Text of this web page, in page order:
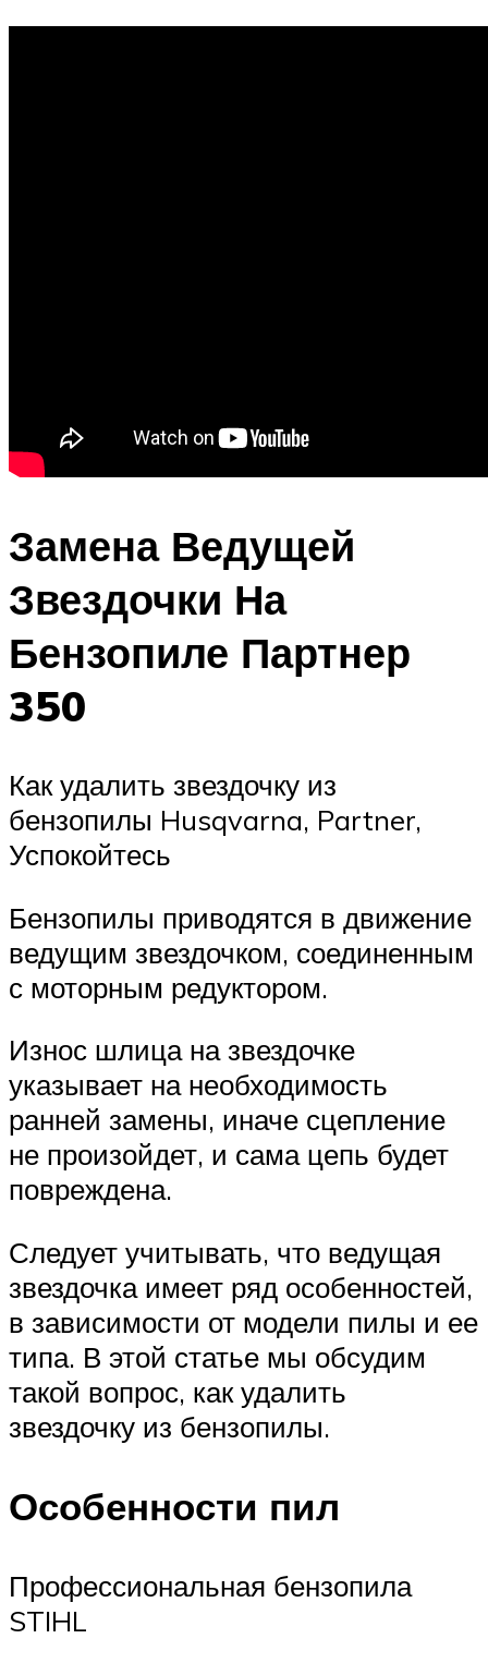
Замена Ведущей
Звездочки На
Бензопиле Партнер
350
Как удалить звездочку из
бензопилы Husqvarna, Partner,
Успокойтесь
Бензопилы приводятся в движение
ведущим звездочком, соединенным
с моторным редуктором.
Износ шлица на звездочке
указывает на необходимость
ранней замены, иначе сцепление
не произойдет, и сама цепь будет
повреждена.
Следует учитывать, что ведущая
звездочка имеет ряд особенностей,
в зависимости от модели пилы и ее
типа. В этой статье мы обсудим
такой вопрос, как удалить
звездочку из бензопилы.
Особенности пил
Профессиональная бензопила
STIHL